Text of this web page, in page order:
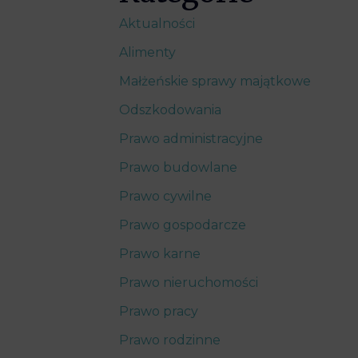
Aktualności
Alimenty
Małżeńskie sprawy majątkowe
Odszkodowania
Prawo administracyjne
Prawo budowlane
Prawo cywilne
Prawo gospodarcze
Prawo karne
Prawo nieruchomości
Prawo pracy
Prawo rodzinne